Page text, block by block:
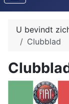
U bevindt
Clubblad